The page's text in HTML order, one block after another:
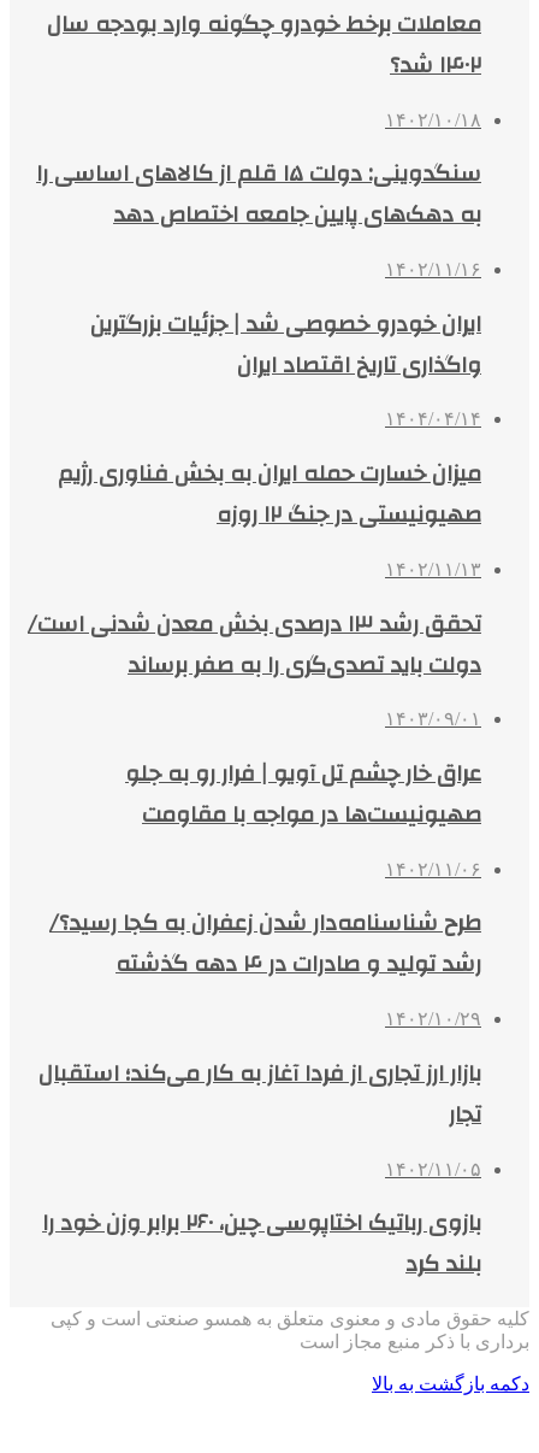
معاملات برخط خودرو چگونه وارد بودجه سال
۱۴۰۲ شد؟
۱۴۰۲/۱۰/۱۸
سنگدوینی: دولت ۱۵ قلم از کالاهای اساسی را
به دهک‌های پایین جامعه اختصاص دهد
۱۴۰۲/۱۱/۱۶
ایران خودرو خصوصی شد | جزئیات بزرگترین
واگذاری تاریخ اقتصاد ایران
۱۴۰۴/۰۴/۱۴
میزان خسارت حمله ایران به بخش فناوری رژیم
صهیونیستی در جنگ ۱۲ روزه
۱۴۰۲/۱۱/۱۳
تحقق رشد ١٣ درصدی بخش معدن شدنی است/
دولت باید تصدی‌گری را به صفر برساند
۱۴۰۳/۰۹/۰۱
عراق خار چشم تل آویو | فرار رو به جلو
صهیونیست‌ها در مواجه با مقاومت
۱۴۰۲/۱۱/۰۶
طرح شناسنامه‌دار شدن زعفران به کجا رسید؟/
رشد تولید و صادرات در ۴ دهه گذشته
۱۴۰۲/۱۰/۲۹
بازار ارز تجاری از فردا آغاز به کار می‌کند؛ استقبال
تجار
۱۴۰۲/۱۱/۰۵
بازوی رباتیک اختاپوسی چین، ۲۶۰ برابر وزن خود را
بلند کرد
کلیه حقوق مادی و معنوی متعلق به همسو صنعتی است و کپی
برداری با ذکر منبع مجاز است
دکمه بازگشت به بالا